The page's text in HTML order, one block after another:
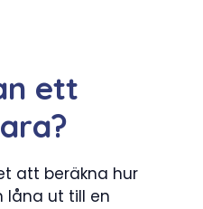
ett
att beräkna hur
låna ut till en